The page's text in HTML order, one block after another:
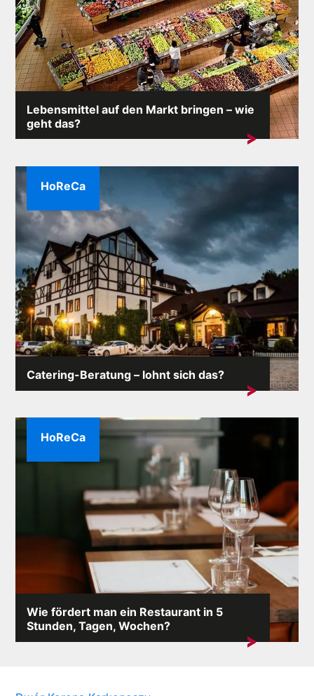
Lebensmittel auf den Markt bringen – wie
geht das?
Es besteht ein hohes Risiko, ein Lebensmittelprodukt
Catering-Beratung – lohnt sich das?
Gastronomieberatung – was ist das genau? Beim
HoReCa
Wie fördert man ein Restaurant in 5
Stunden, Tagen, Wochen?
Manchmal kann man sich eine seit Jahren
HoReCa